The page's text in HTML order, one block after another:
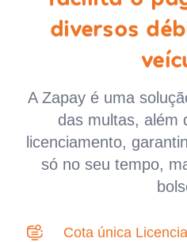
diversos
A Zapay é uma
das multas, além
licenciamento,
só no seu tempo,
Cota única